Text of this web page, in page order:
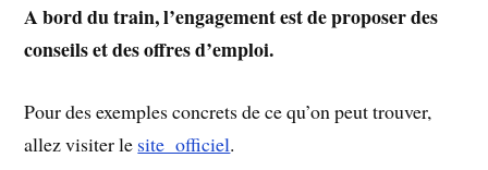
A bord du train, l’engagement est de proposer des
conseils et des offres d’emploi.
Pour des exemples concrets de ce qu’on peut trouver,
allez visiter le site officiel.